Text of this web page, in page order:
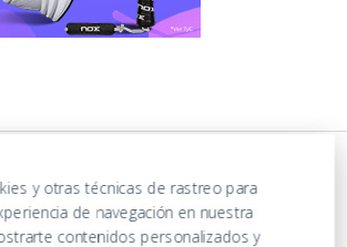
y otras técnicas de rastreo para
de navegación en nuestra
contenidos personalizados y